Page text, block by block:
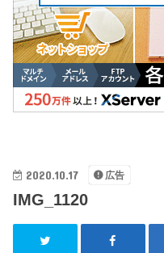
2020.10.17 広告
IMG_1120